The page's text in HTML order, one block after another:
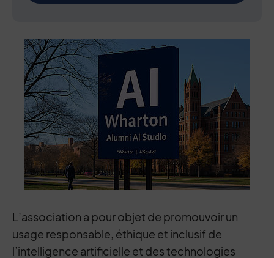
Contenu de la fiche d'annuaire
L’association a pour objet de promouvoir un
usage responsable, éthique et inclusif de
l’intelligence artificielle et des technologies